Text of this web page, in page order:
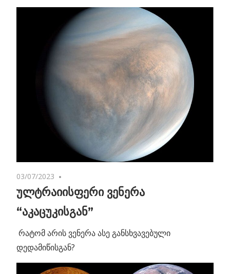
03/07/2023
ულტრაიისფერი ვენერა
“აკაცუკისგან”
რატომ არის ვენერა ასე განსხვავებული
დედამიწისგან?